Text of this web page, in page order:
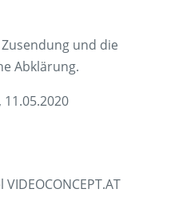
und die
Abklärung.